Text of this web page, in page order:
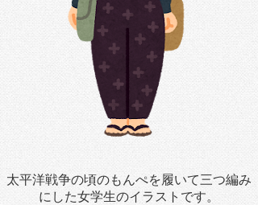
太平洋戦争の頃のもんぺを履いて三つ編み
にした女学生のイラストです。